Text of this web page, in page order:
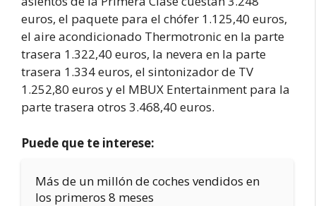
euros, el paquete para el chófer 1.125,40 euros,
el aire acondicionado Thermotronic en la parte
trasera 1.322,40 euros, la nevera en la parte
trasera 1.334 euros, el sintonizador de TV
1.252,80 euros y el MBUX Entertainment para la
parte trasera otros 3.468,40 euros.
Puede que te interese:
Más de un millón de coches vendidos en
los primeros 8 meses